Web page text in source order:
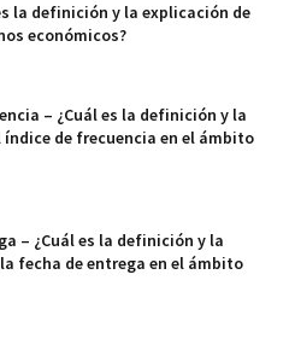
la definición y la explicación de
económicos?
– ¿Cuál es la definición y la
de frecuencia en el ámbito
– ¿Cuál es la definición y la
fecha de entrega en el ámbito